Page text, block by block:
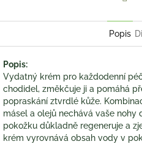
Popis
Popis:
Vydatný krém pro každodenní
chodidel, změkčuje ji a pomáhá
popraskání ztvrdlé kůže.
másel a olejů nechává vaše
pokožku důkladně regeneruje a
krém vyrovnává obsah vody v